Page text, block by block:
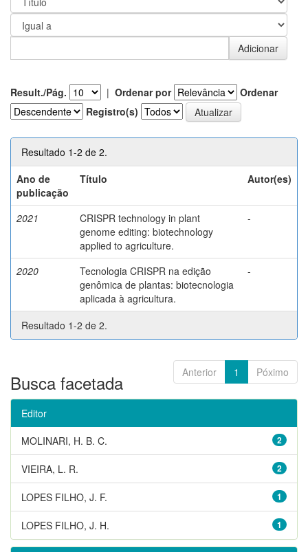
Result./Pág. | Ordenar por
Ordenar
Registro(s)
Resultado 1-2 de 2.
Ano de
publicação
Título Autor(es)
2021
CRISPR technology in plant
genome editing: biotechnology
applied to agriculture.
-
2020
Tecnologia CRISPR na edição
genômica de plantas: biotecnologia
aplicada à agricultura.
-
Resultado 1-2 de 2.
Anterior 1 Póximo
Busca facetada
Editor
2
MOLINARI, H. B. C.
2
VIEIRA, L. R.
1
LOPES FILHO, J. F.
1
LOPES FILHO, J. H.